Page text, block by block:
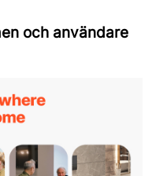
och användare